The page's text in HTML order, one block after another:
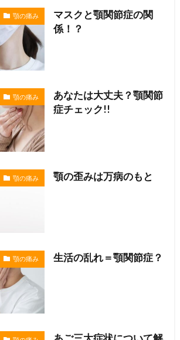
顎の痛み
マスクと顎関節症の関
係！？
顎の痛み
あなたは大丈夫？顎関節
症チェック!!
顎の痛み 顎の歪みは万病のもと
顎の痛み 生活の乱れ＝顎関節症？